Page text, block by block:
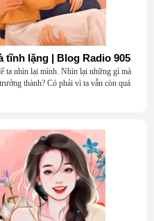
tĩnh lặng | Blog Radio 905
ta nhìn lại mình. Nhìn lại những gì mà
thành? Có phải vì ta vẫn còn quá